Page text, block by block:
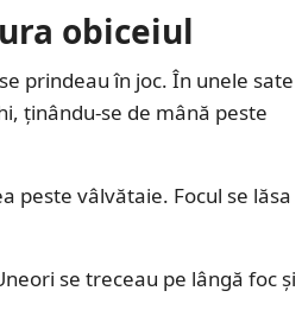
obiceiul
prindeau în joc. În unele sate
ținându-se de mână peste
peste vâlvătaie. Focul se lăsa
se treceau pe lângă foc și